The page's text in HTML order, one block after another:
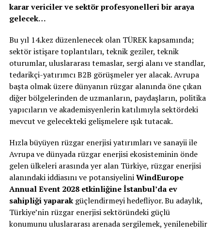
karar vericiler ve sektör profesyonelleri bir araya
gelecek…
Bu yıl 14.kez düzenlenecek olan TÜREK kapsamında;
sektör istişare toplantıları, teknik geziler, teknik
oturumlar, uluslararası temaslar, sergi alanı ve standlar,
tedarikçi-yatırımcı B2B görüşmeler yer alacak. Avrupa
başta olmak üzere dünyanın rüzgar alanında öne çıkan
diğer bölgelerinden de uzmanların, paydaşların, politika
yapıcıların ve akademisyenlerin katılımıyla sektördeki
mevcut ve gelecekteki gelişmelere ışık tutacak.
Hızla büyüyen rüzgar enerjisi yatırımları ve sanayii ile
Avrupa ve dünyada rüzgar enerjisi ekosisteminin önde
gelen ülkeleri arasında yer alan Türkiye, rüzgar enerjisi
alanındaki iddiasını ve potansiyeliniWindEurope
Annual Event 2028 etkinliğine İstanbul’da ev
sahipliği yaparakgüçlendirmeyi hedefliyor. Bu adaylık,
Türkiye’nin rüzgar enerjisi sektöründeki güçlü
konumunu uluslararası arenada sergilemek, yenilenebilir